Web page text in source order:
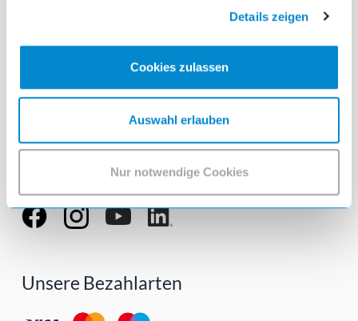
Details zeigen
Cookies zulassen
Auswahl erlauben
Nur notwendige Cookies
DE-51702 Bergneustadt
Unsere Bezahlarten